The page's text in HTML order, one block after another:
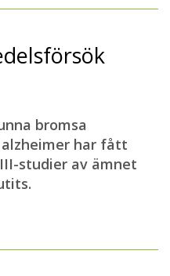
bromsa
har fått
studier av ämnet